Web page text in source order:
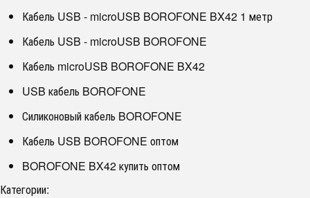
Кабель USB - microUSB BOROFONE BX42 1 метр
Кабель USB - microUSB BOROFONE
Кабель microUSB BOROFONE BX42
USB кабель BOROFONE
Силиконовый кабель BOROFONE
Кабель USB BOROFONE оптом
BOROFONE BX42 купить оптом
Категории: